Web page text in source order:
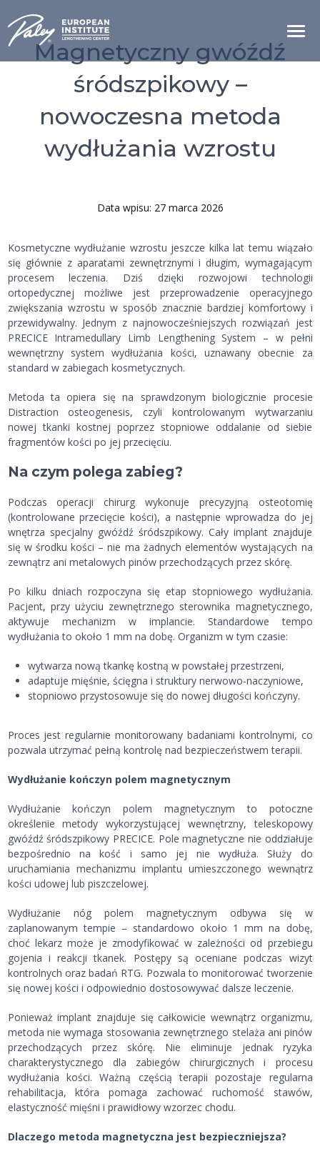
Magnetyczny gwóźdź
śródszpikowy –
nowoczesna metoda
wydłużania wzrostu
Data wpisu: 27 marca 2026
Kosmetyczne wydłużanie wzrostu jeszcze kilka lat temu wiązało
się głównie z aparatami zewnętrznymi i długim, wymagającym
procesem leczenia. Dziś dzięki rozwojowi technologii
ortopedycznej możliwe jest przeprowadzenie operacyjnego
zwiększania wzrostu w sposób znacznie bardziej komfortowy i
przewidywalny. Jednym z najnowocześniejszych rozwiązań jest
PRECICE Intramedullary Limb Lengthening System – w pełni
wewnętrzny system wydłużania kości, uznawany obecnie za
standard w zabiegach kosmetycznych.
Metoda ta opiera się na sprawdzonym biologicznie procesie
Distraction osteogenesis, czyli kontrolowanym wytwarzaniu
nowej tkanki kostnej poprzez stopniowe oddalanie od siebie
fragmentów kości po jej przecięciu.
Na czym polega zabieg?
Podczas operacji chirurg wykonuje precyzyjną osteotomię
(kontrolowane przecięcie kości), a następnie wprowadza do jej
wnętrza specjalny gwóźdź śródszpikowy. Cały implant znajduje
się w środku kości – nie ma żadnych elementów wystających na
zewnątrz ani metalowych pinów przechodzących przez skórę.
Po kilku dniach rozpoczyna się etap stopniowego wydłużania.
Pacjent, przy użyciu zewnętrznego sterownika magnetycznego,
aktywuje mechanizm w implancie. Standardowe tempo
wydłużania to około 1 mm na dobę. Organizm w tym czasie:
wytwarza nową tkankę kostną w powstałej przestrzeni,
adaptuje mięśnie, ścięgna i struktury nerwowo-naczyniowe,
stopniowo przystosowuje się do nowej długości kończyny.
Proces jest regularnie monitorowany badaniami kontrolnymi, co
pozwala utrzymać pełną kontrolę nad bezpieczeństwem terapii.
Wydłużanie kończyn polem magnetycznym
Wydłużanie kończyn polem magnetycznym to potoczne
określenie metody wykorzystującej wewnętrzny, teleskopowy
gwóźdź śródszpikowy PRECICE. Pole magnetyczne nie oddziałuje
bezpośrednio na kość i samo jej nie wydłuża. Służy do
uruchamiania mechanizmu implantu umieszczonego wewnątrz
kości udowej lub piszczelowej.
Wydłużanie nóg polem magnetycznym odbywa się w
zaplanowanym tempie – standardowo około 1 mm na dobę,
choć lekarz może je zmodyfikować w zależności od przebiegu
gojenia i reakcji tkanek. Postępy są oceniane podczas wizyt
kontrolnych oraz badań RTG. Pozwala to monitorować tworzenie
się nowej kości i odpowiednio dostosowywać dalsze leczenie.
Ponieważ implant znajduje się całkowicie wewnątrz organizmu,
metoda nie wymaga stosowania zewnętrznego stelaża ani pinów
przechodzących przez skórę. Nie eliminuje jednak ryzyka
charakterystycznego dla zabiegów chirurgicznych i procesu
wydłużania kości. Ważną częścią terapii pozostaje regularna
rehabilitacja, która pomaga zachować ruchomość stawów,
elastyczność mięśni i prawidłowy wzorzec chodu.
Dlaczego metoda magnetyczna jest bezpieczniejsza?